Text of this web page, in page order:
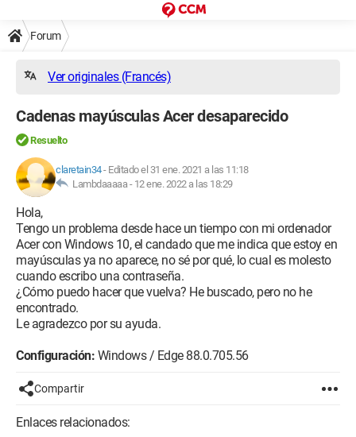
Forum
Ver originales (Francés)
Cadenas mayúsculas Acer desaparecido
Resuelto
claretain34- Editado el 31 ene. 2021 a las 11:18
Lambdaaaaa - 12 ene. 2022 a las 18:29
Hola,
Tengo un problema desde hace un tiempo con mi ordenador
Acer con Windows 10, el candado que me indica que estoy en
mayúsculas ya no aparece, no sé por qué, lo cual es molesto
cuando escribo una contraseña.
¿Cómo puedo hacer que vuelva? He buscado, pero no he
encontrado.
Le agradezco por su ayuda.
Configuración: Windows / Edge 88.0.705.56
Compartir
Enlaces relacionados: